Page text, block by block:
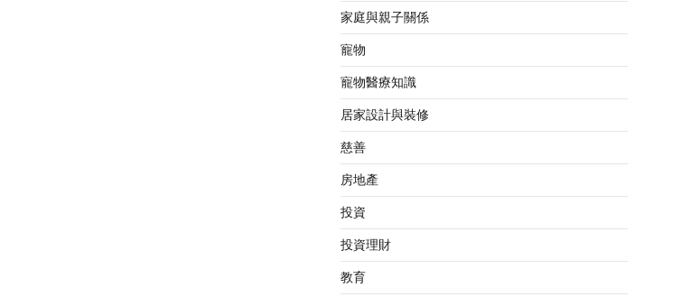
家庭與親子關係
寵物
寵物醫療知識
居家設計與裝修
慈善
房地產
投資
投資理財
教育